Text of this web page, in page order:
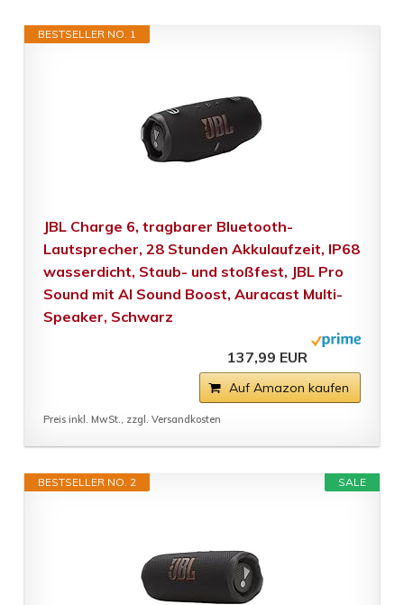
BESTSELLER NO. 1
JBL Charge 6, tragbarer Bluetooth-
Lautsprecher, 28 Stunden Akkulaufzeit, IP68
wasserdicht, Staub- und stoßfest, JBL Pro
Sound mit AI Sound Boost, Auracast Multi-
Speaker, Schwarz
137,99 EUR
Auf Amazon kaufen
Preis inkl. MwSt., zzgl. Versandkosten
SALE
BESTSELLER NO. 2